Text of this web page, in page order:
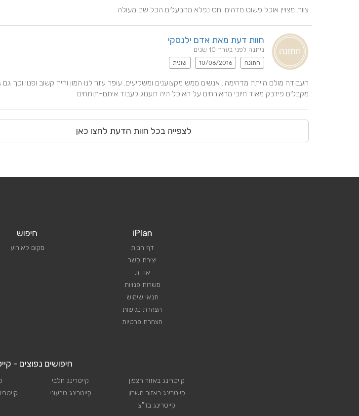
צוות מצויין אוכל פשוט מדהים יחס נפלא מהבעלים הכל שם מעולה
חוות דעת מאת אדם ילנסקי
ניתנה לפני בערך 10 שנים
חתונה 10/06/2016 שונית
מקבלים פידבק מאוד חיובי מהאורחים על האוכל היה תענוג לעבוד איתם-תותחים
לצפייה בכל חוות הדעת לחצו כאן
iPlan
דף הבית
יצירת קשר
אודות
משרות פנויות
תנאי שימוש
הצהרת נגישות
הצהרת פרטיות
חיפוש
מקום לאירוע
חיפושים נפוצים -
קייטרינג באזור הצפון
קייטרינג באזור השרון
קייטרינג בד"צ
קייטרינג חלבי
קייטרינג טבעוני